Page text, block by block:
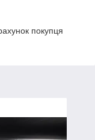
покупця